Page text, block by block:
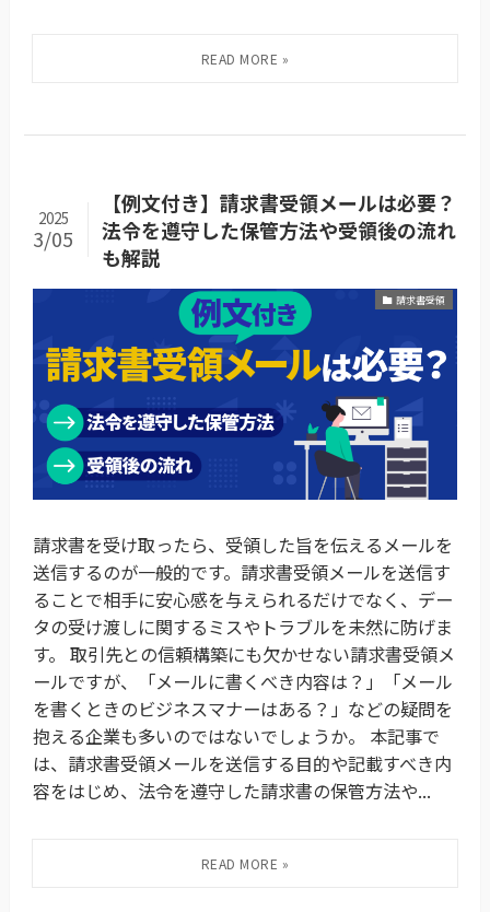
【例文付き】請求書受領メールは必要？
法令を遵守した保管方法や受領後の流れ
も解説
2025
3/05
請求書受領
請求書を受け取ったら、受領した旨を伝えるメールを
送信するのが一般的です。請求書受領メールを送信す
ることで相手に安心感を与えられるだけでなく、デー
タの受け渡しに関するミスやトラブルを未然に防げま
す。 取引先との信頼構築にも欠かせない請求書受領メ
ールですが、「メールに書くべき内容は？」「メール
を書くときのビジネスマナーはある？」などの疑問を
抱える企業も多いのではないでしょうか。 本記事で
は、請求書受領メールを送信する目的や記載すべき内
容をはじめ、法令を遵守した請求書の保管方法や...